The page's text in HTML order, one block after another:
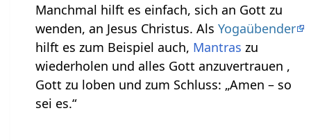
Manchmal hilft es einfach, sich an Gott zu
wenden, an Jesus Christus. Als Yogaübender
hilft es zum Beispiel auch, Mantras zu
wiederholen und alles Gott anzuvertrauen ,
Gott zu loben und zum Schluss: „Amen – so
sei es.“